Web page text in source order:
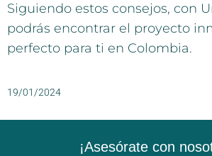
Siguiendo estos consejos, con
podrás encontrar el proyecto
perfecto para ti en Colombia.
19/01/2024
¡Asesórate con